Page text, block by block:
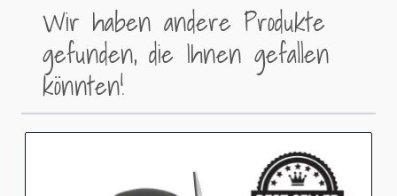
Wir haben andere Produkte
gefunden, die Ihnen gefallen
könnten!